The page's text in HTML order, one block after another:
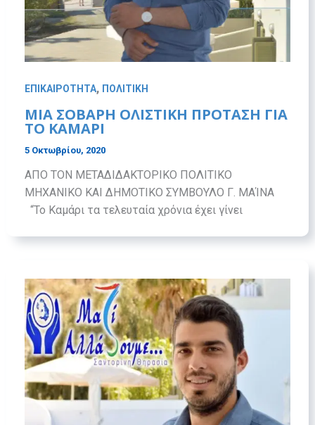
ΕΠΙΚΑΙΡΟΤΗΤΑ, ΠΟΛΙΤΙΚΗ
ΜΙΑ ΣΟΒΑΡΗ ΟΛΙΣΤΙΚΗ ΠΡΟΤΑΣΗ ΓΙΑ
ΤΟ ΚΑΜΑΡΙ
5 Οκτωβρίου, 2020
ΑΠΟ ΤΟΝ ΜΕΤΑΔΙΔΑΚΤΟΡΙΚΟ ΠΟΛΙΤΙΚΟ
ΜΗΧΑΝΙΚΟ ΚΑΙ ΔΗΜΟΤΙΚΟ ΣΥΜΒΟΥΛΟ Γ. ΜΑΊΝΑ
“Το Καμάρι τα τελευταία χρόνια έχει γίνει